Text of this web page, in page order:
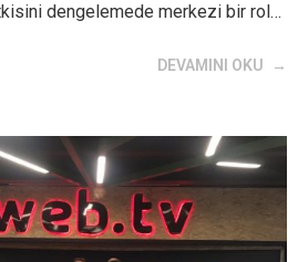
dengelemede merkezi bir rol…
DEVAMINI OKU